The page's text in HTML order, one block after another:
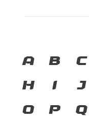
A B C
H I J
O P Q